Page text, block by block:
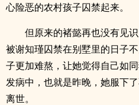
心险恶的农村孩子囚禁起来。
但原来的褚懿再也没有见
被谢知瑾囚禁在别墅里的日子
子更加难熬，让她觉得自己如
发病中，也就是昨晚，她服下
离世。